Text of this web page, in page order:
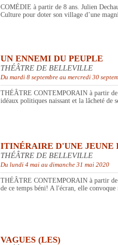
COMÉDIE à partir de 8 ans. Julien
Culture pour doter son village d’une
UN ENNEMI DU PEUPLE
THÉÂTRE DE BELLEVILLE
Du mardi 8 septembre au mercredi 30
THÉÂTRE CONTEMPORAIN à partir de
idéaux politiques naissant et la lâcheté de
ITINÉRAIRE D'UNE JEUNE
THÉÂTRE DE BELLEVILLE
Du lundi 4 mai au dimanche 31 mai 2020
THÉÂTRE CONTEMPORAIN à partir de
de ce temps béni! A l'écran, elle
VAGUES (LES)